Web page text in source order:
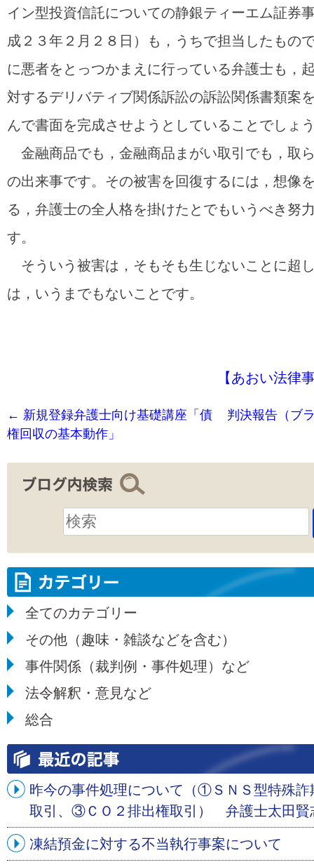
イン型投資信託についての静銀ティーエム証券
成２３年２月２８日）も，うちで担当したもの
に悪者をとっつかまえに行っている弁護士も，
対するデリバティブ関係訴訟の訴訟関係書類案
んで書面を完成させようとしていることでしょ
金融商品でも，金融商品まがい取引でも，取
の出来事です。その被害を回復するには，想像
る，弁護士の全人格を掛けたとでもいうべき努
す。
そういう被害は，そもそも生じないことに超
は，いうまでもないことです。
【あおい法律
← 新規登録弁護士向け基礎講座「債
権回収の基本動作」
判決報告（ブ
全てのカテゴリー
その他（趣味・雑談などを含む）
事件関係（裁判例・事件処理）など
法令解釈・意見など
総合
昨今の事件処理について（①ＳＮＳ型特殊
取引、③ＣＯ２排出権取引） 弁護士太田賢
凍結預金に対する不当執行事案について